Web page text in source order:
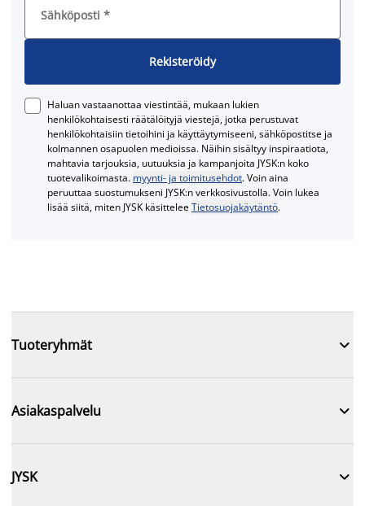
Sähköposti *
Rekisteröidy
Haluan vastaanottaa viestintää, mukaan lukien
henkilökohtaisesti räätälöityjä viestejä, jotka perustuvat
henkilökohtaisiin tietoihini ja käyttäytymiseeni, sähköpostitse ja
kolmannen osapuolen medioissa. Näihin sisältyy inspiraatiota,
mahtavia tarjouksia, uutuuksia ja kampanjoita JYSK:n koko
tuotevalikoimasta. myynti- ja toimitusehdot. Voin aina
peruuttaa suostumukseni JYSK:n verkkosivustolla. Voin lukea
lisää siitä, miten JYSK käsitteleeTietosuojakäytäntö.
Tuoteryhmät 
Asiakaspalvelu 
JYSK 